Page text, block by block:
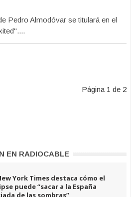
Pedro Almodóvar se titulará en el
Página 1 de 2
EN RADIOCABLE
York Times destaca cómo el
puede “sacar a la España
de las sombras”